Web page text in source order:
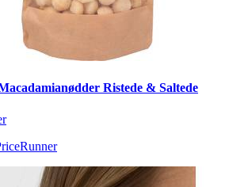
Ristede & Saltede